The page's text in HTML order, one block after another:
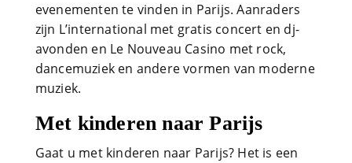
evenementen te vinden in Parijs. Aanraders
zijn L’international met gratis concert en dj-
avonden en Le Nouveau Casino met rock,
dancemuziek en andere vormen van moderne
muziek.
Met kinderen naar Parijs
Gaat u met kinderen naar Parijs? Het is een